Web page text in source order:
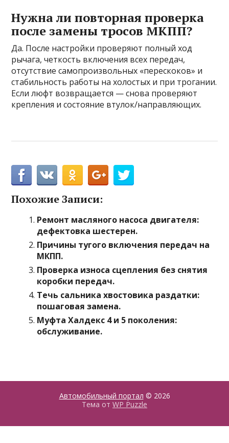
Нужна ли повторная проверка
после замены тросов МКПП?
Да. После настройки проверяют полный ход
рычага, четкость включения всех передач,
отсутствие самопроизвольных «перескоков» и
стабильность работы на холостых и при трогании.
Если люфт возвращается — снова проверяют
крепления и состояние втулок/направляющих.
Похожие Записи:
Ремонт масляного насоса двигателя:
дефектовка шестерен.
Причины тугого включения передач на
МКПП.
Проверка износа сцепления без снятия
коробки передач.
Течь сальника хвостовика раздатки:
пошаговая замена.
Муфта Халдекс 4 и 5 поколения:
обслуживание.
Автомобильный портал © 2026
Тема от WP Puzzle